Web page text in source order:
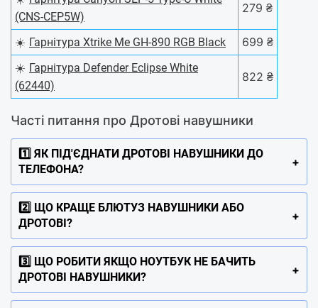
(CNS-CEP5W)
279 ₴
☀️ Гарнітура Xtrike Me GH-890 RGB Black
699 ₴
☀️ Гарнітура Defender Eclipse White
(62440)
822 ₴
Чacті питaння пpo Дротові навушники
1️⃣ ЯК ПІД'ЄДНАТИ ДРОТОВІ НАВУШНИКИ ДО
ТЕЛЕФОНА?
2️⃣ ЩО КРАЩЕ БЛЮТУЗ НАВУШНИКИ АБО
ДРОТОВІ?
3️⃣ ЩО РОБИТИ ЯКЩО НОУТБУК НЕ БАЧИТЬ
ДРОТОВІ НАВУШНИКИ?